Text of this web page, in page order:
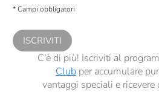
comunicazioni commerciali personalizzate,
* Campi obbligatori
ISCRIVITI
C’è di più! Iscriviti al
Clubper accumulare
vantaggi speciali e